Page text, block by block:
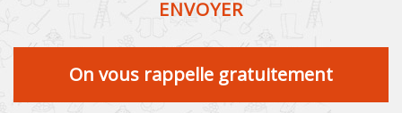
On vous rappelle gratuitement